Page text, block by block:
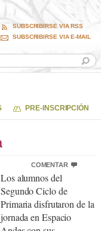
SUBSCRIBIRSE VIA RSS
SUBSCRIBIRSE VIA E-MAIL
PRE-INSCRIPCIÓN
COMENTAR
Los alumnos del
Segundo Ciclo de
Primaria disfrutaron de la
jornada en Espacio